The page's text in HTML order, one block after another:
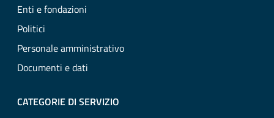
Enti e fondazioni
Politici
Personale amministrativo
Documenti e dati
CATEGORIE DI SERVIZIO